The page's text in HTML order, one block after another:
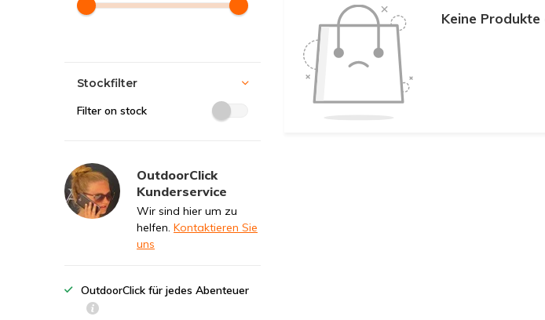
Keine Produkte
Stockfilter
Filter on stock
OutdoorClick
Kunderservice
Wir sind hier um zu
helfen. Kontaktieren Sie
uns
OutdoorClick für jedes Abenteuer